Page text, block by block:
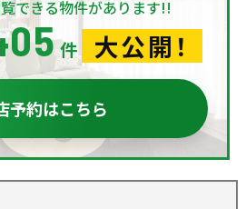
できる物件があります!!
件 大公開！
予約はこちら